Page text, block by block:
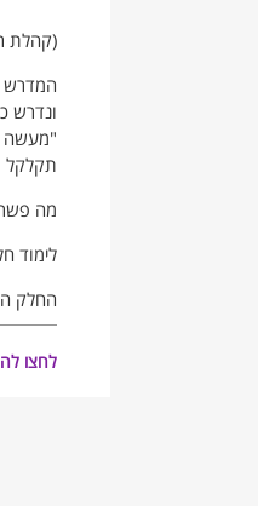
(קהלת
המדרש
ונדרש
"מעשה
תקלקל
מה
לימוד
החלק
רבנו.
כיצד
לחצו